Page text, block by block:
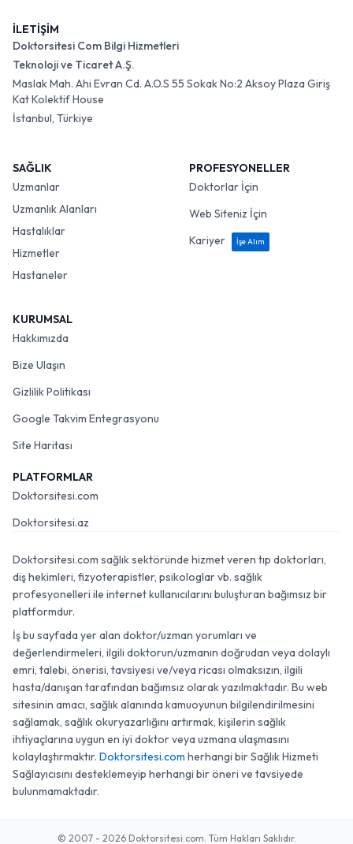
İLETİŞİM
Doktorsitesi Com Bilgi Hizmetleri
Teknoloji ve Ticaret A.Ş.
Maslak Mah. Ahi Evran Cd. A.O.S 55 Sokak No:2 Aksoy Plaza Giriş
Kat Kolektif House
İstanbul, Türkiye
SAĞLIK
Uzmanlar
Uzmanlık Alanları
Hastalıklar
Hizmetler
Hastaneler
PROFESYONELLER
Doktorlar İçin
Web Siteniz İçin
Kariyer
İşe Alım
KURUMSAL
Hakkımızda
Bize Ulaşın
Gizlilik Politikası
Google Takvim Entegrasyonu
Site Haritası
PLATFORMLAR
Doktorsitesi.com
Doktorsitesi.az
Doktorsitesi.com sağlık sektöründe hizmet veren tıp doktorları,
diş hekimleri, fizyoterapistler, psikologlar vb. sağlık
profesyonelleri ile internet kullanıcılarını buluşturan bağımsız bir
platformdur.
İş bu sayfada yer alan doktor/uzman yorumları ve
değerlendirmeleri, ilgili doktorun/uzmanın doğrudan veya dolaylı
emri, talebi, önerisi, tavsiyesi ve/veya ricası olmaksızın, ilgili
hasta/danışan tarafından bağımsız olarak yazılmaktadır. Bu web
sitesinin amacı, sağlık alanında kamuoyunun bilgilendirilmesini
sağlamak, sağlık okuryazarlığını artırmak, kişilerin sağlık
ihtiyaçlarına uygun en iyi doktor veya uzmana ulaşmasını
kolaylaştırmaktır. Doktorsitesi.com herhangi bir Sağlık Hizmeti
Sağlayıcısını desteklemeyip herhangi bir öneri ve tavsiyede
bulunmamaktadır.
© 2007 - 2026 Doktorsitesi.com. Tüm Hakları Saklıdır.